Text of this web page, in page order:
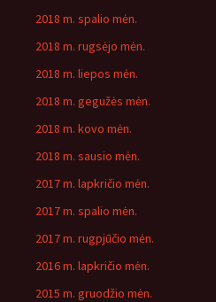
2018 m. spalio mėn.
2018 m. rugsėjo mėn.
2018 m. liepos mėn.
2018 m. gegužės mėn.
2018 m. kovo mėn.
2018 m. sausio mėn.
2017 m. lapkričio mėn.
2017 m. spalio mėn.
2017 m. rugpjūčio mėn.
2016 m. lapkričio mėn.
2015 m. gruodžio mėn.